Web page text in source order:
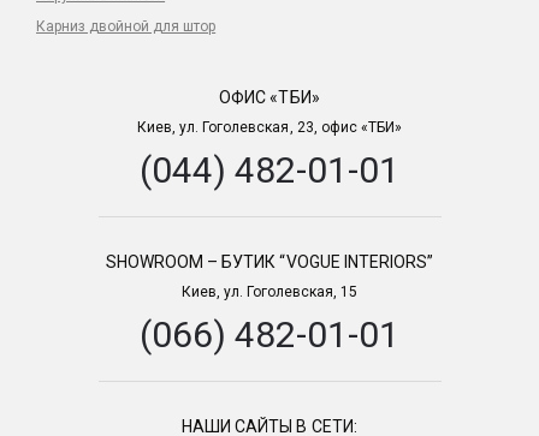
Карниз двойной для штор
ОФИС «ТБИ»
Киев, ул. Гоголевская, 23, офис «ТБИ»
(044) 482-01-01
SHOWROOM – БУТИК “VOGUE INTERIORS”
Киев, ул. Гоголевская, 15
(066) 482-01-01
НАШИ САЙТЫ В СЕТИ: